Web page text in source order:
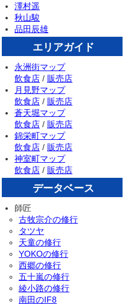
澤村遥
秋山駿
品田辰雄
エリアガイド
永洲街マップ
飲食店 / 販売店
月見野マップ
飲食店 / 販売店
蒼天堀マップ
飲食店 / 販売店
錦栄町マップ
飲食店 / 販売店
神室町マップ
飲食店 / 販売店
データベース
師匠
古牧宗介の修行
タツヤ
天童の修行
YOKOの修行
西郷の修行
五十嵐の修行
綾小路の修行
南田のIF8